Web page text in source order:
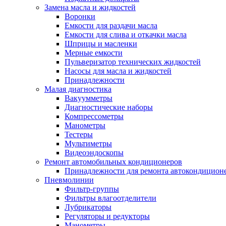
Замена масла и жидкостей
Воронки
Емкости для раздачи масла
Емкости для слива и откачки масла
Шприцы и масленки
Мерные емкости
Пульверизатор технических жидкостей
Насосы для масла и жидкостей
Принадлежности
Малая диагностика
Вакуумметры
Диагностические наборы
Компрессометры
Манометры
Тестеры
Мультиметры
Видеоэндоскопы
Ремонт автомобильных кондиционеров
Принадлежности для ремонта
Пневмолинии
Фильтр-группы
Фильтры влагоотделители
Лубрикаторы
Регуляторы и редукторы